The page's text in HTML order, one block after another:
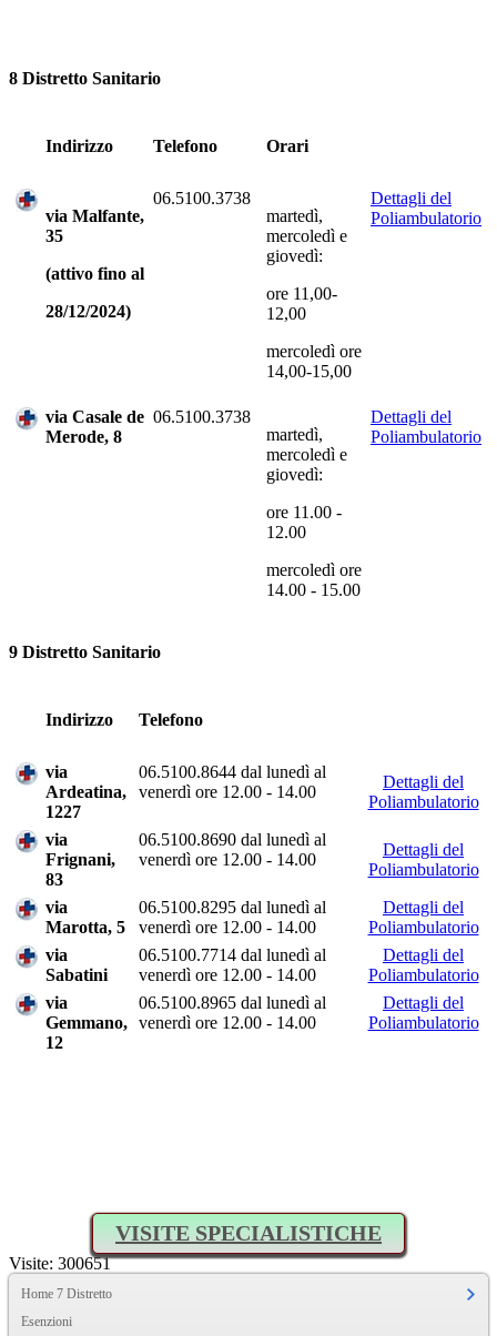
8 Distretto Sanitario
Indirizzo Telefono Orari
via Malfante,
35
(attivo fino al
28/12/2024)
06.5100.3738
martedì,
mercoledì e
giovedì:
ore 11,00-
12,00
mercoledì ore
14,00-15,00
Dettagli del
Poliambulatorio
via Casale de
Merode, 8
06.5100.3738
martedì,
mercoledì e
giovedì:
ore 11.00 -
12.00
mercoledì ore
14.00 - 15.00
Dettagli del
Poliambulatorio
9 Distretto Sanitario
Indirizzo Telefono
via
Ardeatina,
1227
06.5100.8644 dal lunedì al
venerdì ore 12.00 - 14.00
Dettagli del
Poliambulatorio
via
Frignani,
83
06.5100.8690 dal lunedì al
venerdì ore 12.00 - 14.00
Dettagli del
Poliambulatorio
via
Marotta, 5
06.5100.8295 dal lunedì al
venerdì ore 12.00 - 14.00
Dettagli del
Poliambulatorio
via
Sabatini
06.5100.7714 dal lunedì al
venerdì ore 12.00 - 14.00
Dettagli del
Poliambulatorio
via
Gemmano,
12
06.5100.8965 dal lunedì al
venerdì ore 12.00 - 14.00
Dettagli del
Poliambulatorio
VISITE SPECIALISTICHE
Visite: 300651
Home 7 Distretto
Esenzioni